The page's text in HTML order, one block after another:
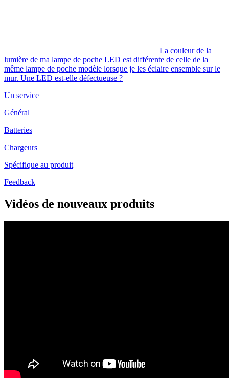
La couleur de la
lumière de ma lampe de poche LED est différente de celle de la
même lampe de poche modèle lorsque je les éclaire ensemble sur le
mur. Une LED est-elle défectueuse ?
Un service
Général
Batteries
Chargeurs
Spécifique au produit
Feedback
Vidéos de nouveaux produits